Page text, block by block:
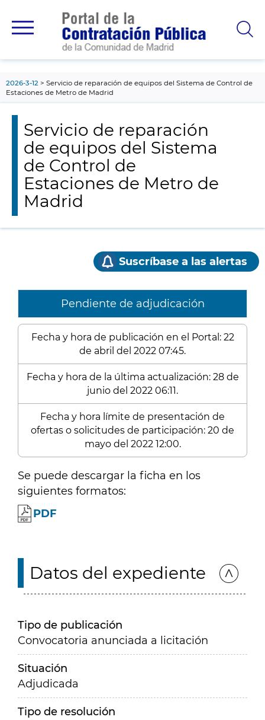
principal
2026-3-12
Servicio de reparación de equipos del Sistema de Control de
Estaciones de Metro de Madrid
Servicio de reparación
de equipos del Sistema
de Control de
Estaciones de Metro de
Madrid
Suscríbase a las alertas
Pendiente de adjudicación
Fecha y hora de publicación en el Portal: 22
de abril del 2022 07:45.
Fecha y hora de la última actualización: 28 de
junio del 2022 06:11.
Fecha y hora límite de presentación de
ofertas o solicitudes de participación: 20 de
mayo del 2022 12:00.
Se puede descargar la ficha en los
siguientes formatos:
PDF
Datos del expediente
Tipo de publicación
Convocatoria anunciada a licitación
Situación
Adjudicada
Tipo de resolución